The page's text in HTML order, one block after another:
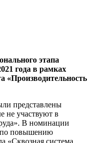
этапа
года в рамках
«Производительность
представлены
не участвуют в
В номинации
по повышению